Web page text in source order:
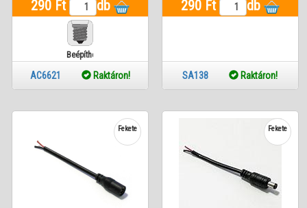
290 Ft db
Beépíthető
AC6621 Raktáron!
290 Ft db
SA138 Raktáron!
Fekete Fekete